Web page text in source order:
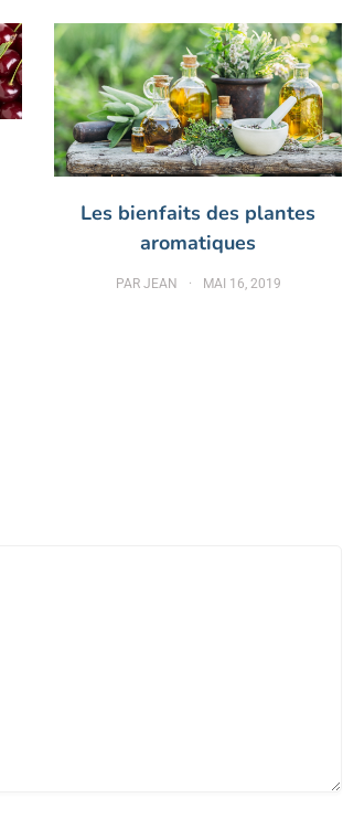
Les bienfaits des plantes
aromatiques
PAR JEAN MAI 16, 2019